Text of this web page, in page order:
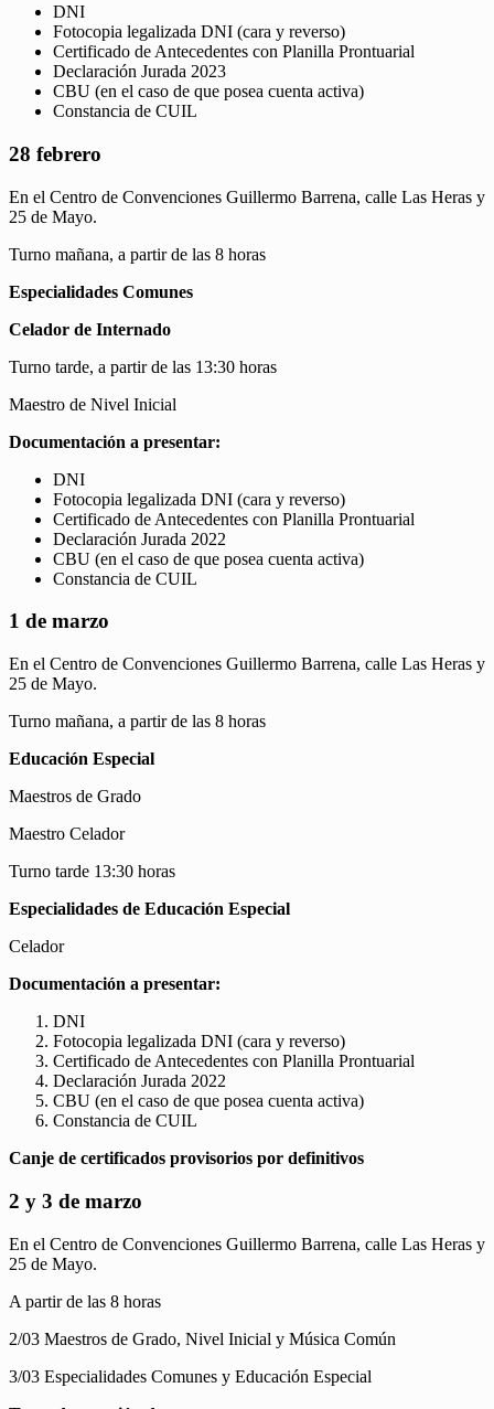
DNI
Fotocopia legalizada DNI (cara y reverso)
Certificado de Antecedentes con Planilla Prontuarial
Declaración Jurada 2023
CBU (en el caso de que posea cuenta activa)
Constancia de CUIL
28 febrero
En el Centro de Convenciones Guillermo Barrena, calle Las Heras y
25 de Mayo.
Turno mañana, a partir de las 8 horas
Especialidades Comunes
Celador de Internado
Turno tarde, a partir de las 13:30 horas
Maestro de Nivel Inicial
Documentación a presentar:
DNI
Fotocopia legalizada DNI (cara y reverso)
Certificado de Antecedentes con Planilla Prontuarial
Declaración Jurada 2022
CBU (en el caso de que posea cuenta activa)
Constancia de CUIL
1 de marzo
En el Centro de Convenciones Guillermo Barrena, calle Las Heras y
25 de Mayo.
Turno mañana, a partir de las 8 horas
Educación Especial
Maestros de Grado
Maestro Celador
Turno tarde 13:30 horas
Especialidades de Educación Especial
Celador
Documentación a presentar:
DNI
Fotocopia legalizada DNI (cara y reverso)
Certificado de Antecedentes con Planilla Prontuarial
Declaración Jurada 2022
CBU (en el caso de que posea cuenta activa)
Constancia de CUIL
Canje de certificados provisorios por definitivos
2 y 3 de marzo
En el Centro de Convenciones Guillermo Barrena, calle Las Heras y
25 de Mayo.
A partir de las 8 horas
2/03 Maestros de Grado, Nivel Inicial y Música Común
3/03 Especialidades Comunes y Educación Especial